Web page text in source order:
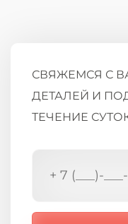
СВЯЖЕМСЯ С
ДЕТАЛЕЙ И
ТЕЧЕНИЕ